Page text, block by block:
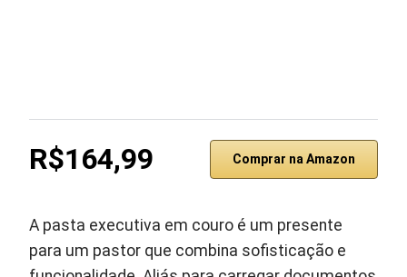
R$164,99 Comprar na Amazon
A pasta executiva em couro é um presente
para um pastor que combina sofisticação e